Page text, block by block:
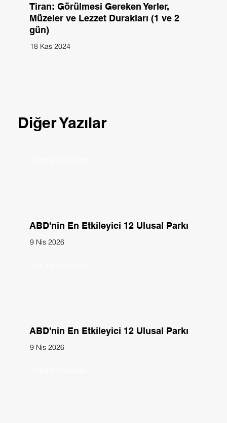
Tiran: Görülmesi Gereken Yerler,
Müzeler ve Lezzet Durakları (1 ve 2
gün)
18 Kas 2024
ABD'nin En Etkileyici 12 Ulusal Parkı
9 Nis 2026
ABD'nin En Etkileyici 12 Ulusal Parkı
9 Nis 2026
Diğer Yazılar